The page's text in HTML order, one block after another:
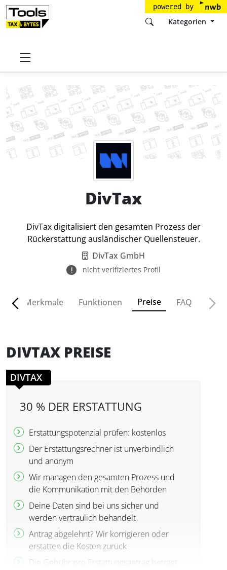
powered by
Kategorien
Startseite
DivTax
DivTax digitalisiert den gesamten Prozess der
Rückerstattung ausländischer Quellensteuer.
DivTax GmbH
nicht verifiziertes Profil
Merkmale Funktionen Preise FAQ
DIVTAX PREISE
DIVTAX
30 % DER ERSTATTUNG
Erstattungspotenzial prüfen: kostenlos
Der Erstattungsrechner ist unverbindlich
und anonym
Wir managen den gesamten Prozess und
die Kommunikation mit den Behörden
Deine Daten sind bei uns sicher und
werden vertraulich behandelt
Antrag abgelehnt? Wir korrigieren oder
erstatten die Kosten zurück
Die Gebühr pro Erstattungsantrag beträgt